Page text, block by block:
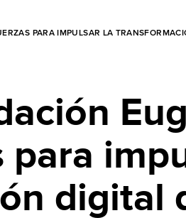
PARA IMPULSAR LA
digital